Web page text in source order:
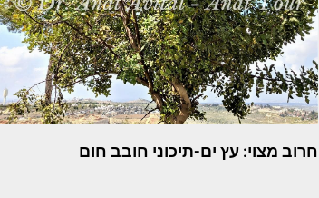
חרוב מצוי: עץ ים-תיכוני חובב חום